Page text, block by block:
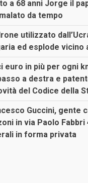
a 68 anni Jorge il
da tempo
utilizzato
ed esplode vicino
euro in più per ogni
a destra e
del Codice della
Guccini, gente
in via Paolo Fabbri
in forma privata